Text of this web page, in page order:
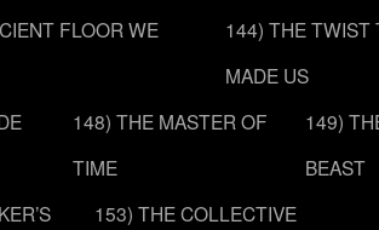
FLOOR WE
144) THE TWIST
MADE US
148) THE MASTER OF
TIME
149)
BEAST
153) THE COLLECTIVE